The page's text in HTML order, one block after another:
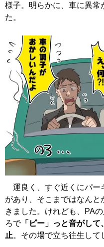
様子。明らかに、車に異常
た。
運良く、すぐ近くにパー
があり、そこまではなんと
きました。けれども、PA
ろで「ピー」っと音がして
止。その場で立ち往生して